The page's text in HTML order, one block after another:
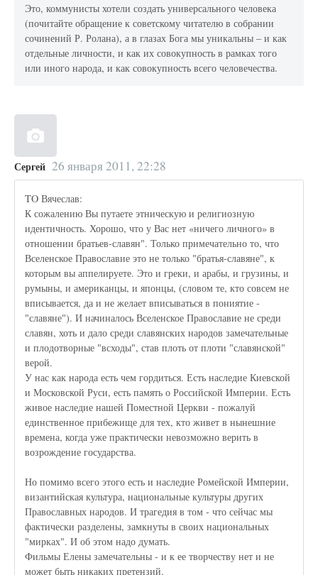
Это, коммунисты хотели создать универсального человека
(почитайте обращение к советскому читателю в собрании
сочинений Р. Ролана), а в глазах Бога мы уникальны – и как
отдельные личности, и как их совокупность в рамках того
или иного народа, и как совокупность всего человечества.
Сергей 26 января 2011, 22:28
TO Вячеслав:
К сожалению Вы путаете этническую и религиозную
идентичность. Хорошо, что у Вас нет «ничего личного» в
отношении братьев-славян". Только примечательно то, что
Вселенское Православие это не только "братья-славяне", к
которым вы аппелируете. Это и греки, и арабы, и грузины, и
румыны, и американцы, и японцы, (словом те, кто совсем не
вписывается, да и не желает вписываться в пониятие -
"славяне"). И начиналось Вселенское Православие не среди
славян, хоть и дало среди славянских народов замечательные
и плодотворные "всходы", став плоть от плоти "славянской"
верой.
У нас как народа есть чем гордиться. Есть наследие Киевской
и Московской Руси, есть память о Российской Империи. Есть
живое наследие нашей Поместной Церкви - пожалуй
единственное прибежище для тех, кто живет в нынешние
времена, когда уже практически невозможно верить в
возрождение государства.
Но помимо всего этого есть и наследие Ромейской Империи,
византийская культура, национальные культуры других
Православных народов. И трагедия в том - что сейчас мы
фактически разделены, замкнуты в своих национальных
"мирках". И об этом надо думать.
Фильмы Елены замечательны - и к ее творчеству нет и не
может быть никаких претензий.